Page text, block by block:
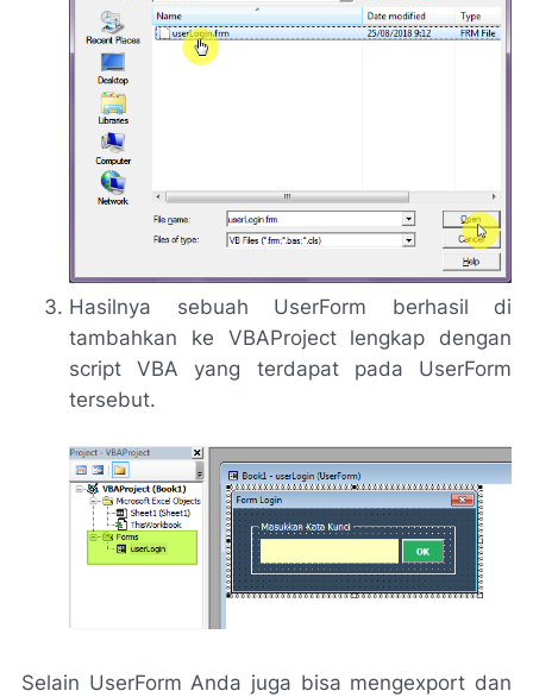
Hasilnya sebuah UserForm berhasil di
tambahkan ke VBAProject lengkap dengan
script VBA yang terdapat pada UserForm
tersebut.
Selain UserForm Anda juga bisa mengexport dan